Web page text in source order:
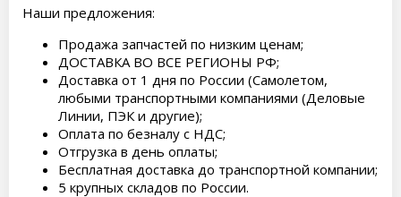
Наши предложения:
Продажа запчастей по низким ценам;
ДОСТАВКА ВО ВСЕ РЕГИОНЫ РФ;
Доставка от 1 дня по России (Самолетом,
любыми транспортными компаниями (Деловые
Линии, ПЭК и другие);
Оплата по безналу с НДС;
Отгрузка в день оплаты;
Бесплатная доставка до транспортной компании;
5 крупных складов по России.